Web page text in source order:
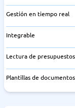
Gestión en tiempo real
Integrable
Lectura de presupuestos
Plantillas de documentos